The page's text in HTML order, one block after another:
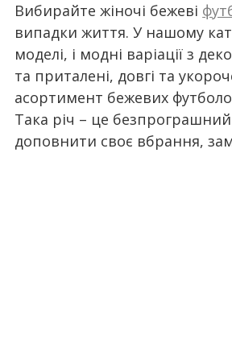
Вибирайте жіночі бежеві
випадки життя. У нашому
моделі, і модні варіації з
та приталені, довгі та
асортимент бежевих
Така річ – це
доповнити своє вбрання,